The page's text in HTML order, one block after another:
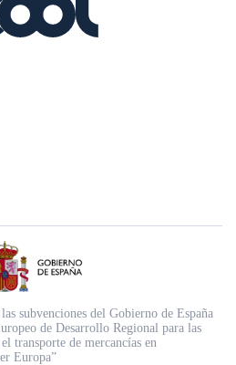
subvenciones del Gobierno de España
de Desarrollo Regional para las
transporte de mercancías en
Europa”